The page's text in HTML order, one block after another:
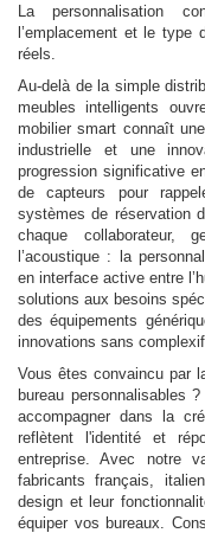
La personnalisation
l’emplacement et le type
réels.
Au-delà de la simple
meubles intelligents
mobilier smart connaît
industrielle et une
progression significative
de capteurs pour
systèmes de réservation
chaque collaborateur,
l’acoustique : la
en interface active entre
solutions aux besoins
des équipements
innovations sans
Vous êtes convaincu par
bureau personnalisables
accompagner dans la
reflètent l'identité et
entreprise. Avec notre
fabricants français,
design et leur
équiper vos bureaux.